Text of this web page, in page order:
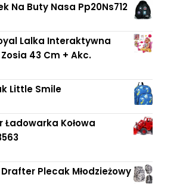
Na Buty Nasa Pp20Ns712
Lalka Interaktywna
43 Cm + Akc.
Little Smile
Ładowarka Kołowa
Plecak Młodzieżowy